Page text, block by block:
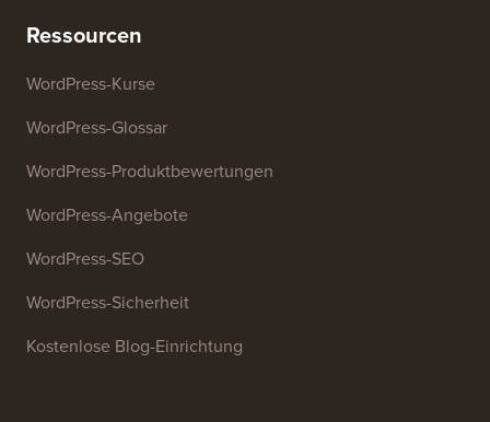
Ressourcen
WordPress-Kurse
WordPress-Glossar
WordPress-Produktbewertungen
WordPress-Angebote
WordPress-SEO
WordPress-Sicherheit
Kostenlose Blog-Einrichtung